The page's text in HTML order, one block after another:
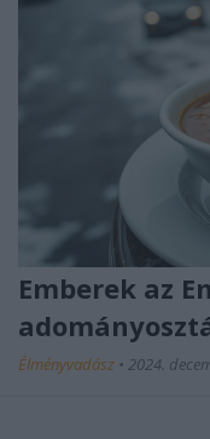
Emberek az
Élményvadász • 2024.